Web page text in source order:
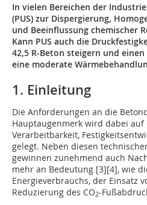
In vielen Bereichen der
(PUS) zur Dispergierung,
und Beein­flussung chemischer
Kann PUS auch die
42,5 R-Beton steigern und einen
eine moderate
1. Einleitung
Die Anforderungen an die
Hauptaugenmerk wird dabei auf
Verarbeitbarkeit,
gelegt. Neben diesen
gewinnen zunehmend auch
mehr an Bedeutung [3][4], wie
Energieverbrauchs, der Einsatz
Reduzierung des CO2-